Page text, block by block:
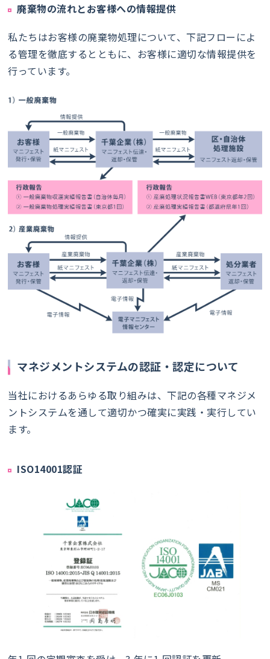
廃棄物の流れとお客様への情報提供
私たちはお客様の廃棄物処理について、下記フローによ
る管理を徹底するとともに、お客様に適切な情報提供を
行っています。
マネジメントシステムの認証・認定について
当社におけるあらゆる取り組みは、下記の各種マネジメ
ントシステムを通して適切かつ確実に実践・実行してい
ます。
ISO14001認証